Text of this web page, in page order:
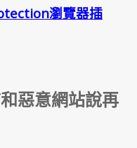
瀏覽器插
惡意網站說再